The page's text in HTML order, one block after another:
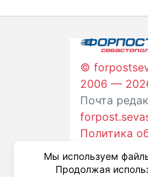
©
2006 —
Почта
Политика
Мы используем
Продолжая